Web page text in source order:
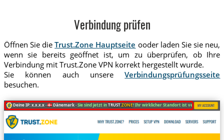
Verbindung prüfen
Öffnen Sie dieTrust.Zone Hauptseite ooder laden Sie sie neu,
wenn sie bereits geöffnet ist, um zu überprüfen, ob Ihre
Verbindung mit Trust.Zone VPN korrekt hergestellt wurde.
Sie können auch unsereVerbindungsprüfungsseite
besuchen.
Deine IP: x.x.x.x · Dänemark ·Sie sind jetzt inTRUST.ZONE! Ihr wirklicher Standort ist versteckt!